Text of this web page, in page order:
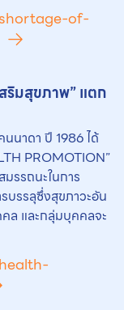
of-
ริมสุขภาพ” แตก
นาดา ปี 1986 ได้
PROMOTION”
รรถนะในการ
บรรลุซึ่งสุขภาวะอัน
ล และกลุ่มบุคคลจะ